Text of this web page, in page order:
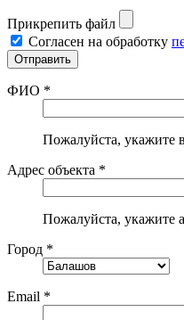
Прикрепить файл
Согласен на обработку
ФИО *
Пожалуйста, укажите
Адрес объекта *
Пожалуйста, укажите
Город *
Email *